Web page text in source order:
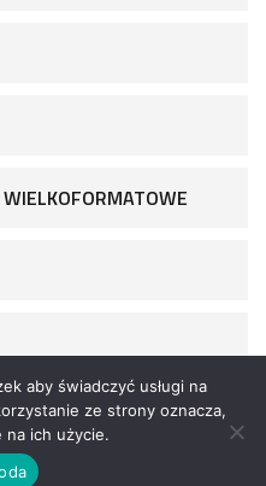
aby świadczyć usługi na
ze strony oznacza,
na ich użycie.